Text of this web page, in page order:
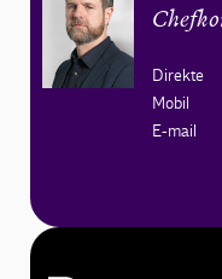
Direkte
Mobil
E-mail